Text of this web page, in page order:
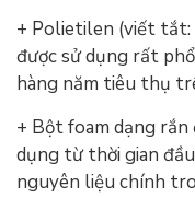
+ Polietilen (viết tắt:
được sử dụng rất
hàng năm tiêu thụ
+ Bột foam dạng rắn
dụng từ thời gian
nguyên liệu chính